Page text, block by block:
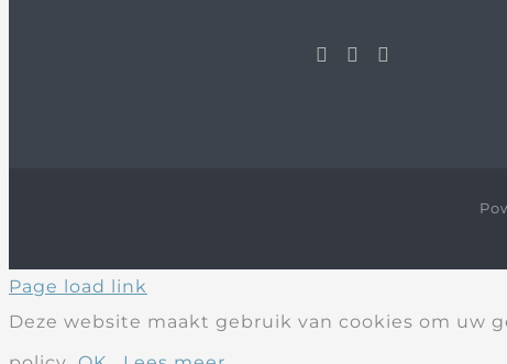
Page load link
Deze website maakt gebruik van cookies om uw